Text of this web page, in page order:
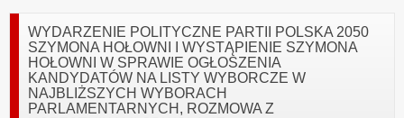
WYDARZENIE POLITYCZNE PARTII POLSKA 2050
SZYMONA HOŁOWNI I WYSTĄPIENIE SZYMONA
HOŁOWNI W SPRAWIE OGŁOSZENIA
KANDYDATÓW NA LISTY WYBORCZE W
NAJBLIŻSZYCH WYBORACH
PARLAMENTARNYCH, ROZMOWA Z